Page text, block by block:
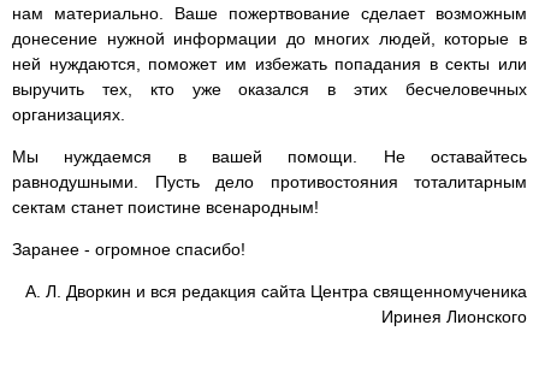
нам материально. Ваше пожертвование сделает возможным
донесение нужной информации до многих людей, которые в
ней нуждаются, поможет им избежать попадания в секты или
выручить тех, кто уже оказался в этих бесчеловечных
организациях.
Мы нуждаемся в вашей помощи. Не оставайтесь
равнодушными. Пусть дело противостояния тоталитарным
сектам станет поистине всенародным!
Заранее - огромное спасибо!
А. Л. Дворкин и вся редакция сайта Центра священномученика
Иринея Лионского